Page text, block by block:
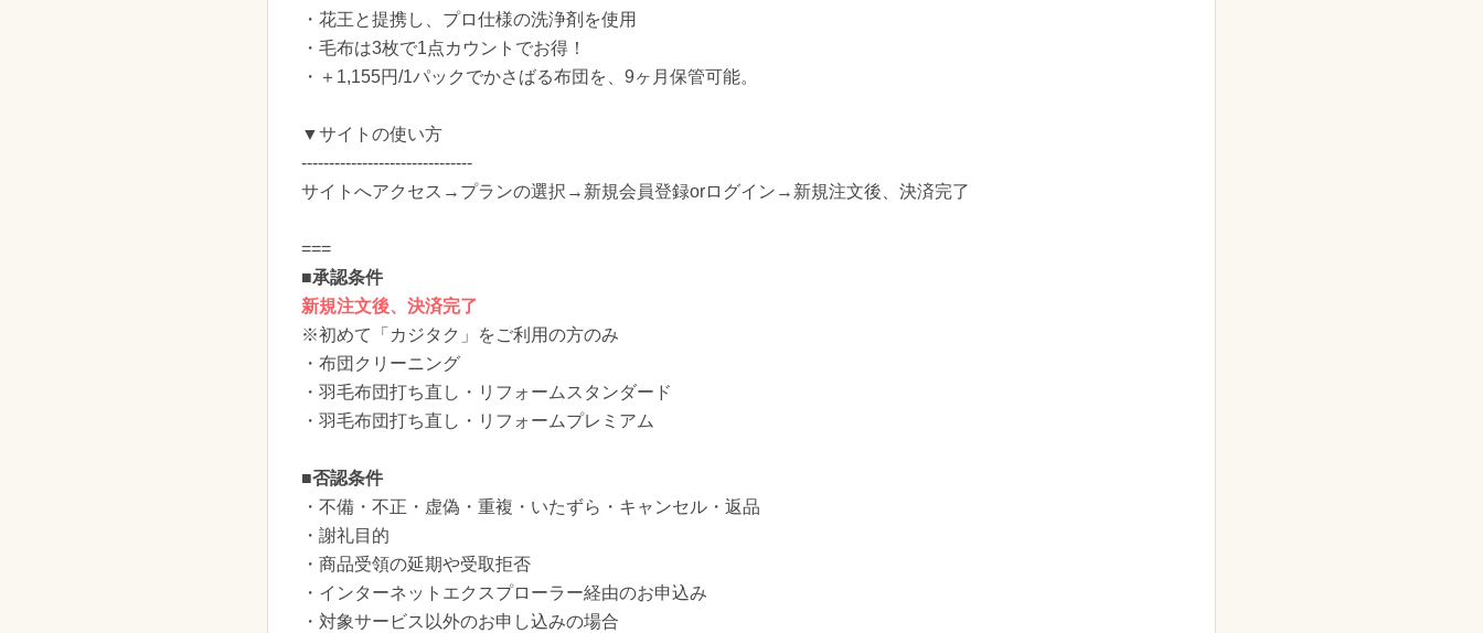
・花王と提携し、プロ仕様の洗浄剤を使用
・毛布は3枚で1点カウントでお得！
・＋1,155円/1パックでかさばる布団を、9ヶ月保管可能。
▼サイトの使い方
-------------------------------
サイトへアクセス→プランの選択→新規会員登録orログイン→新規注文後、決済完了
===
■承認条件
新規注文後、決済完了
※初めて「カジタク」をご利用の方のみ
・布団クリーニング
・羽毛布団打ち直し・リフォームスタンダード
・羽毛布団打ち直し・リフォームプレミアム
■否認条件
・不備・不正・虚偽・重複・いたずら・キャンセル・返品
・謝礼目的
・商品受領の延期や受取拒否
・インターネットエクスプローラー経由のお申込み
・対象サービス以外のお申し込みの場合